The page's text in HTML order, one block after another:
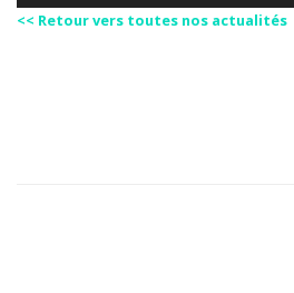
é
<< Retour vers toutes nos actualités